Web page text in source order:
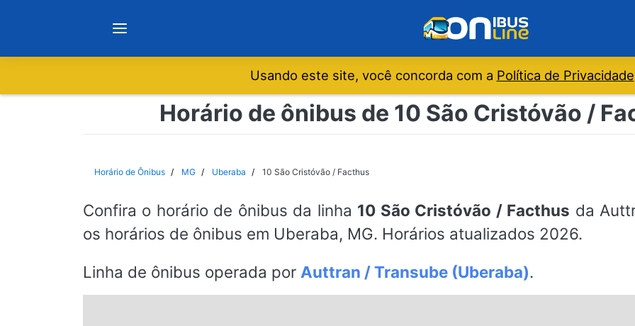
Notícias
São Paulo
Rio de Janeiro
Usando este site, você concorda com a Política de Privacidade
Horário de ônibus de 10 São Cristóvão /
Horário de Ônibus MG Uberaba 10 São Cristóvão / Facthus
Confira o horário de ônibus da linha 10 São Cristóvão / Facthus da
os horários de ônibus em Uberaba, MG. Horários atualizados 2026.
Linha de ônibus operada por Auttran / Transube (Uberaba).